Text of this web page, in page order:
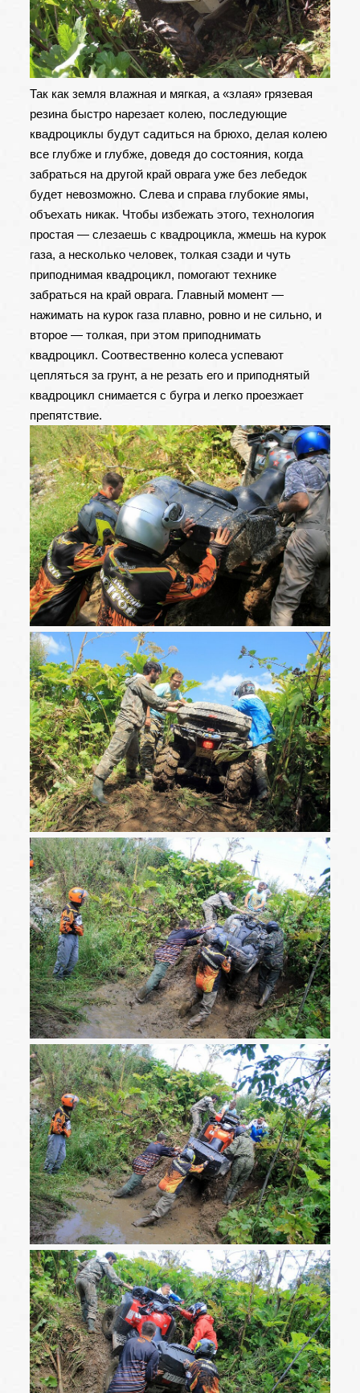
Так как земля влажная и мягкая, а «злая» грязевая
резина быстро нарезает колею, последующие
квадроциклы будут садиться на брюхо, делая колею
все глубже и глубже, доведя до состояния, когда
забраться на другой край оврага уже без лебедок
будет невозможно. Слева и справа глубокие ямы,
объехать никак. Чтобы избежать этого, технология
простая — слезаешь с квадроцикла, жмешь на курок
газа, а несколько человек, толкая сзади и чуть
приподнимая квадроцикл, помогают технике
забраться на край оврага. Главный момент —
нажимать на курок газа плавно, ровно и не сильно, и
второе — толкая, при этом приподнимать
квадроцикл. Соотвественно колеса успевают
цепляться за грунт, а не резать его и приподнятый
квадроцикл снимается с бугра и легко проезжает
препятствие.